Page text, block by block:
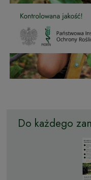
Do każdego